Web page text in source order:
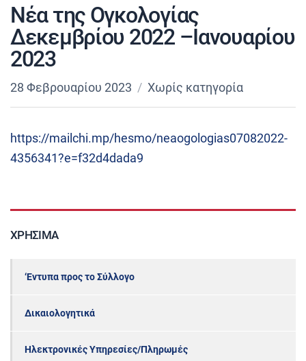
Νέα της Ογκολογίας
Δεκεμβρίου 2022 –Ιανουαρίου
2023
28 Φεβρουαρίου 2023 Χωρίς κατηγορία
https://mailchi.mp/hesmo/neaogologias07082022-
4356341?e=f32d4dada9
ΧΡΉΣΙΜΑ
‘Εντυπα προς το Σύλλογο
Δικαιολογητικά
Ηλεκτρονικές Υπηρεσίες/Πληρωμές